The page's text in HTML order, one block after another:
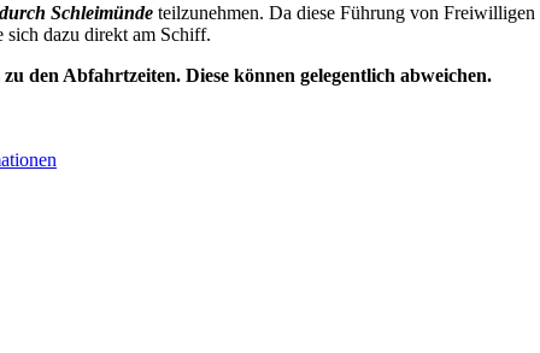
Schleimünde teilzunehmen. Da diese Führung von
dazu direkt am Schiff.
den Abfahrtzeiten. Diese können gelegentlich abweichen.